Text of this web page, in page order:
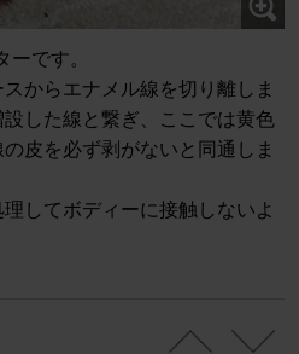
ーです。
からエナメル線を切り離しま
した線と繋ぎ、ここでは黄色
皮を必ず剥がないと同通しま
してボディーに接触しないよ